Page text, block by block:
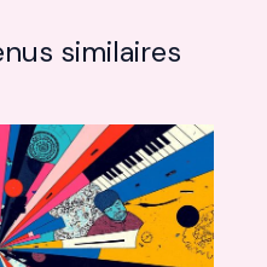
similaires